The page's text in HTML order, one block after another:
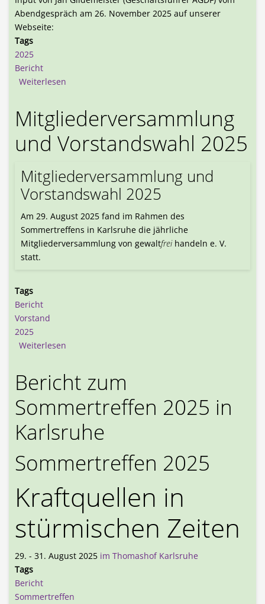
Abendgespräch am 26. November 2025 auf unserer
Webseite:
Tags
2025
Bericht
Weiterlesen
Mitgliederversammlung
und Vorstandswahl 2025
Mitgliederversammlung und
Vorstandswahl 2025
Am 29. August 2025 fand im Rahmen des
Sommertreffens in Karlsruhe die jährliche
Mitgliederversammlung von gewaltfreihandeln e. V.
statt.
Tags
Bericht
Vorstand
2025
Weiterlesen
Bericht zum
Sommertreffen 2025 in
Karlsruhe
Sommertreffen 2025
Kraftquellen in
stürmischen Zeiten
29. - 31. August 2025 im Thomashof Karlsruhe
Tags
Bericht
Sommertreffen